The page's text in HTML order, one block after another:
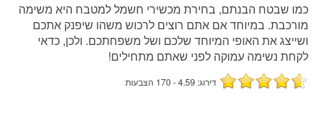
כמו שבטח הבנתם, בחירת מכשירי חשמל למטבח היא משימה
מורכבת. במיוחד אם אתם רוצים לרכוש משהו שיפנק אתכם
ושייצג את האופי המיוחד שלכם ושל משפחתכם. ולכן, כדאי
לקחת נשימה עמוקה לפני שאתם מתחילים!
דירוג: 4.59 - 170 הצבעות